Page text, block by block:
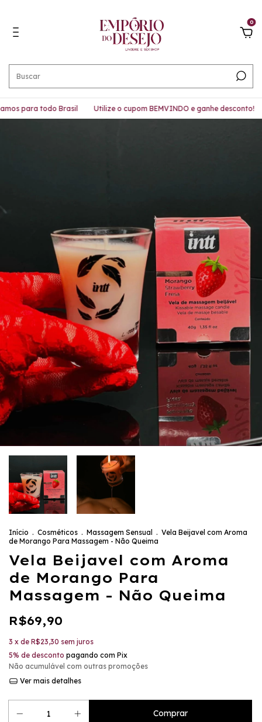
0
para todo Brasil Utilize o cupom BEMVINDO e ganhe desconto!
Início . Cosméticos . Massagem Sensual . Vela Beijavel com Aroma
de Morango Para Massagem - Não Queima
Vela Beijavel com Aroma
de Morango Para
Massagem - Não Queima
R$69,90
3 x de R$23,30 sem juros
5% de desconto pagando com Pix
Não acumulável com outras promoções
Ver mais detalhes